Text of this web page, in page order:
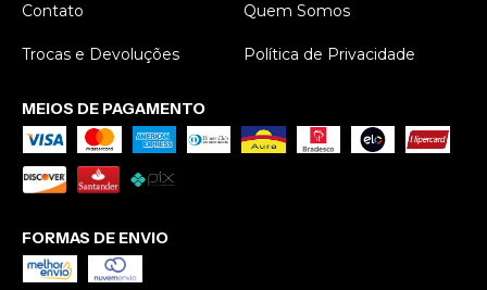
Contato
Quem Somos
Trocas e Devoluções Política de Privacidade
MEIOS DE PAGAMENTO
FORMAS DE ENVIO